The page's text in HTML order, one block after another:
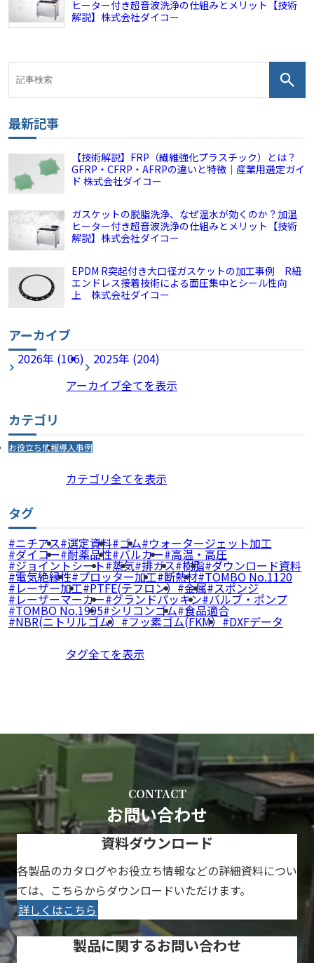
ヒーター付き超音波洗浄の仕組みとメリット【技術
解説】株式会社ダイコー
最新記事
【技術解説】FRP（繊維強化プラスチック）とは？
GFRP・CFRP・AFRPの違いと特徴｜産業用選定ガイ
ド 株式会社ダイコー
ガスケットの脱脂洗浄、なぜ温水が効くのか？加温
ヒーター付き超音波洗浄の仕組みとメリット【技術
解説】株式会社ダイコー
EPDM R突起付き大口径ガスケットの加工事例 R紐
エンドレス接着技術による面圧集中とシール性向
上 株式会社ダイコー
アーカイブ
2026年 (106)
2025年 (204)
アーカイブ全てを表示
カテゴリ
お役立ち情報導入事例
カテゴリ全てを表示
タグ
ニチアス 選定資料 ゴム ウォータージェット加工
ダイコー 耐薬品性 バルカー 高温・高圧
ジョイントシート 蒸気 排ガス 樹脂 ダウンロード資料
電気絶縁性 プロッター加工 断熱材 TOMBO No.1120
レーザー加工 PTFE(テフロン） 金属 スポンジ
レーザーマーカー グランドパッキン バルブ・ポンプ
TOMBO No.1995 シリコンゴム 食品適合
NBR(ニトリルゴム） フッ素ゴム(FKM） DXFデータ
タグ全てを表示
CONTACT
お問い合わせ
資料ダウンロード
各製品のカタログやお役立ち情報などの詳細資料につい
ては、こちらからダウンロードいただけます。
詳しくはこちら
製品に関するお問い合わせ